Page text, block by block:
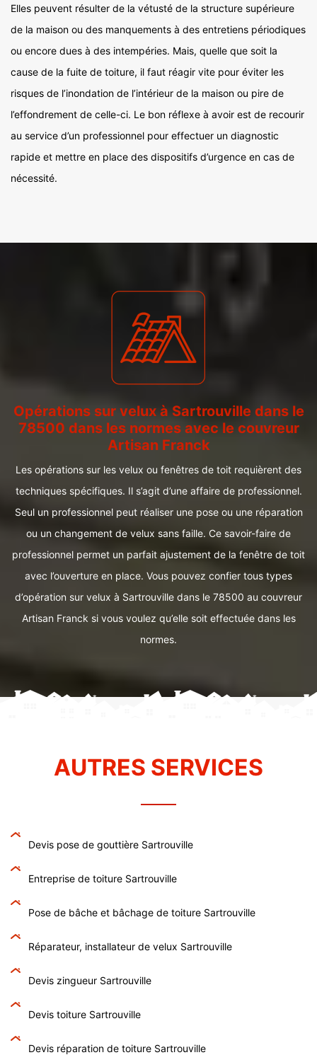
Elles peuvent résulter de la vétusté de la structure supérieure
de la maison ou des manquements à des entretiens périodiques
ou encore dues à des intempéries. Mais, quelle que soit la
cause de la fuite de toiture, il faut réagir vite pour éviter les
risques de l’inondation de l’intérieur de la maison ou pire de
l’effondrement de celle-ci. Le bon réflexe à avoir est de recourir
au service d’un professionnel pour effectuer un diagnostic
rapide et mettre en place des dispositifs d’urgence en cas de
nécessité.
Opérations sur velux à Sartrouville dans le
78500 dans les normes avec le couvreur
Artisan Franck
Les opérations sur les velux ou fenêtres de toit requièrent des
techniques spécifiques. Il s’agit d’une affaire de professionnel.
Seul un professionnel peut réaliser une pose ou une réparation
ou un changement de velux sans faille. Ce savoir-faire de
professionnel permet un parfait ajustement de la fenêtre de toit
avec l’ouverture en place. Vous pouvez confier tous types
d’opération sur velux à Sartrouville dans le 78500 au couvreur
Artisan Franck si vous voulez qu’elle soit effectuée dans les
normes.
AUTRES SERVICES
Devis pose de gouttière Sartrouville
Entreprise de toiture Sartrouville
Pose de bâche et bâchage de toiture Sartrouville
Réparateur, installateur de velux Sartrouville
Devis zingueur Sartrouville
Devis toiture Sartrouville
Devis réparation de toiture Sartrouville